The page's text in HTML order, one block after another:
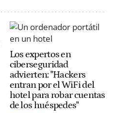
Los expertos en
ciberseguridad
advierten: "Hackers
entran por el WiFi del
hotel para robar cuentas
de los huéspedes"